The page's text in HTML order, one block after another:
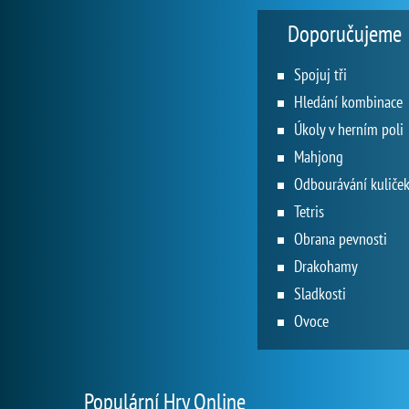
Doporučujeme
Spojuj tři
Hledání kombinace
Úkoly v herním poli
Mahjong
Odbourávání kuliček
Tetris
Obrana pevnosti
Drakohamy
Sladkosti
Ovoce
Populární Hry Online